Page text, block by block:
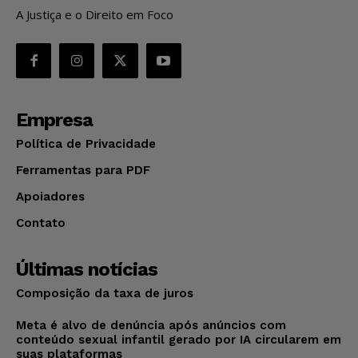
A Justiça e o Direito em Foco
Empresa
Política de Privacidade
Ferramentas para PDF
Apoiadores
Contato
Últimas notícias
Composição da taxa de juros
Meta é alvo de denúncia após anúncios com
conteúdo sexual infantil gerado por IA circularem em
suas plataformas